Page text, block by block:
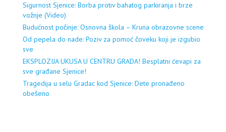
Sigurnost Sjenice: Borba protiv bahatog parkiranja i brze
vožnje (Video)
Budućnost počinje: Osnovna škola – Kruna obrazovne scene
Od pepela do nade: Poziv za pomoć čoveku koji je izgubio
sve
EKSPLOZIJA UKUSA U CENTRU GRADA! Besplatni ćevapi za
sve građane Sjenice!
Tragedija u selu Gradac kod Sjenice: Dete pronađeno
obešeno